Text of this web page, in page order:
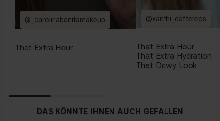
@_carolinabenitamakeup
That Extra Hour
@xanthi_deftereos
That Extra Hour
That Extra Hydration
That Dewy Look
DAS KÖNNTE IHNEN AUCH GEFALLEN